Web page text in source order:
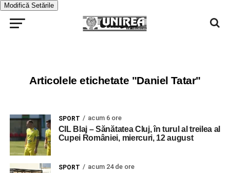
Modifică Setările
Articolele etichetate "Daniel Tatar"
SPORT acum 6 ore
CIL Blaj – Sănătatea Cluj, în turul al treilea al
Cupei României, miercuri, 12 august
SPORT acum 24 de ore